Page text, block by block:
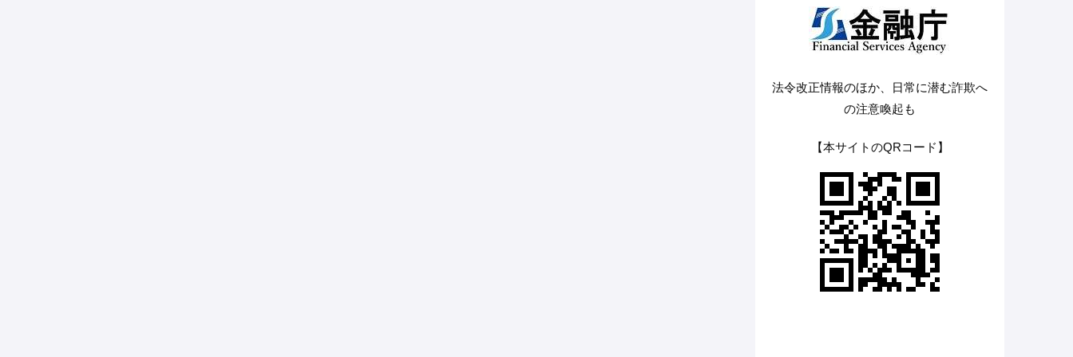
法令改正情報のほか、日常に潜む詐欺へ
の注意喚起も
【本サイトのQRコード】